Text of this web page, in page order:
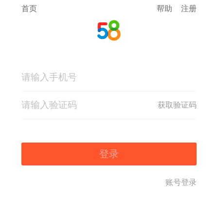
首页 帮助 注册
获取验证码
登录
账号登录